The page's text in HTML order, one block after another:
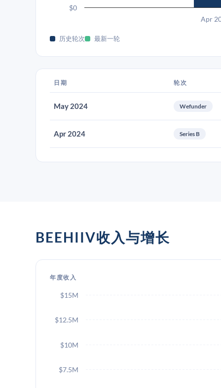
Apr
$0
历史轮次 最新一轮
日期 轮次
May 2024 Wefunder
Apr 2024 Series B
BEEHIIV收入与增长
年度收入
$7.5M
$10M
$12.5M
$15M